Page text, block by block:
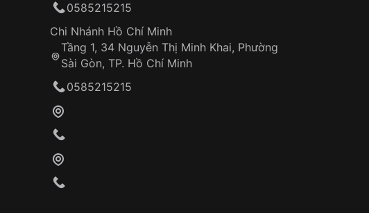
0585215215
Chi Nhánh Hồ Chí Minh
Tầng 1, 34 Nguyễn Thị Minh Khai, Phường
Sài Gòn, TP. Hồ Chí Minh
0585215215